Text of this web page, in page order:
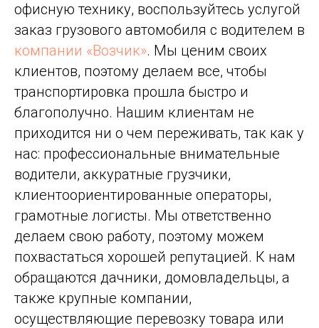
офисную технику, воспользуйтесь услугой
заказ грузового автомобиля с водителем в
компании «Возчик». Мы ценим своих
клиентов, поэтому делаем все, чтобы
транспортировка прошла быстро и
благополучно. Нашим клиентам не
приходится ни о чем переживать, так как у
нас: профессиональные внимательные
водители, аккуратные грузчики,
клиентоориентированные операторы,
грамотные логисты. Мы ответственно
делаем свою работу, поэтому можем
похвастаться хорошей репутацией. К нам
обращаются дачники, домовладельцы, а
также крупные компании,
осуществляющие перевозку товара или